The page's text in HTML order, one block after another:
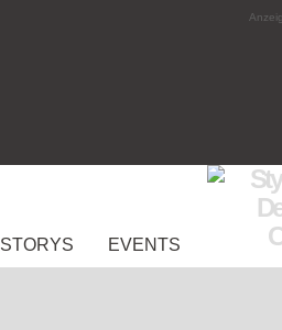
STORYS EVENTS